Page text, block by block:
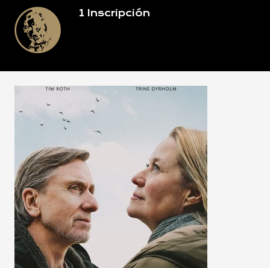
1 Inscripción